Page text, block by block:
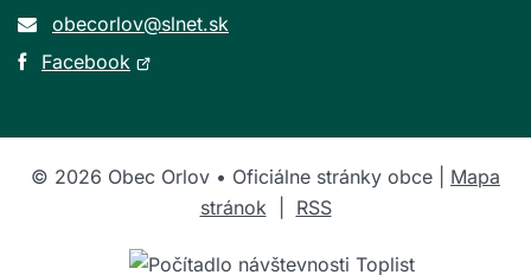
obecorlov@slnet.sk
Facebook Otvorí
okne
© 2026 Obec Orlov • Oficiálne stránky obce | Mapa
stránok| RSS